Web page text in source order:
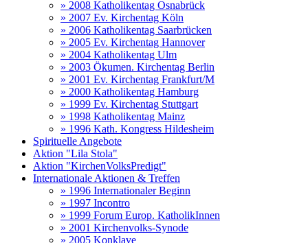
» 2008 Katholikentag Osnabrück
» 2007 Ev. Kirchentag Köln
» 2006 Katholikentag Saarbrücken
» 2005 Ev. Kirchentag Hannover
» 2004 Katholikentag Ulm
» 2003 Ökumen. Kirchentag Berlin
» 2001 Ev. Kirchentag Frankfurt/M
» 2000 Katholikentag Hamburg
» 1999 Ev. Kirchentag Stuttgart
» 1998 Katholikentag Mainz
» 1996 Kath. Kongress Hildesheim
Spirituelle Angebote
Aktion "Lila Stola"
Aktion "KirchenVolksPredigt"
Internationale Aktionen & Treffen
» 1996 Internationaler Beginn
» 1997 Incontro
» 1999 Forum Europ. KatholikInnen
» 2001 Kirchenvolks-Synode
» 2005 Konklave